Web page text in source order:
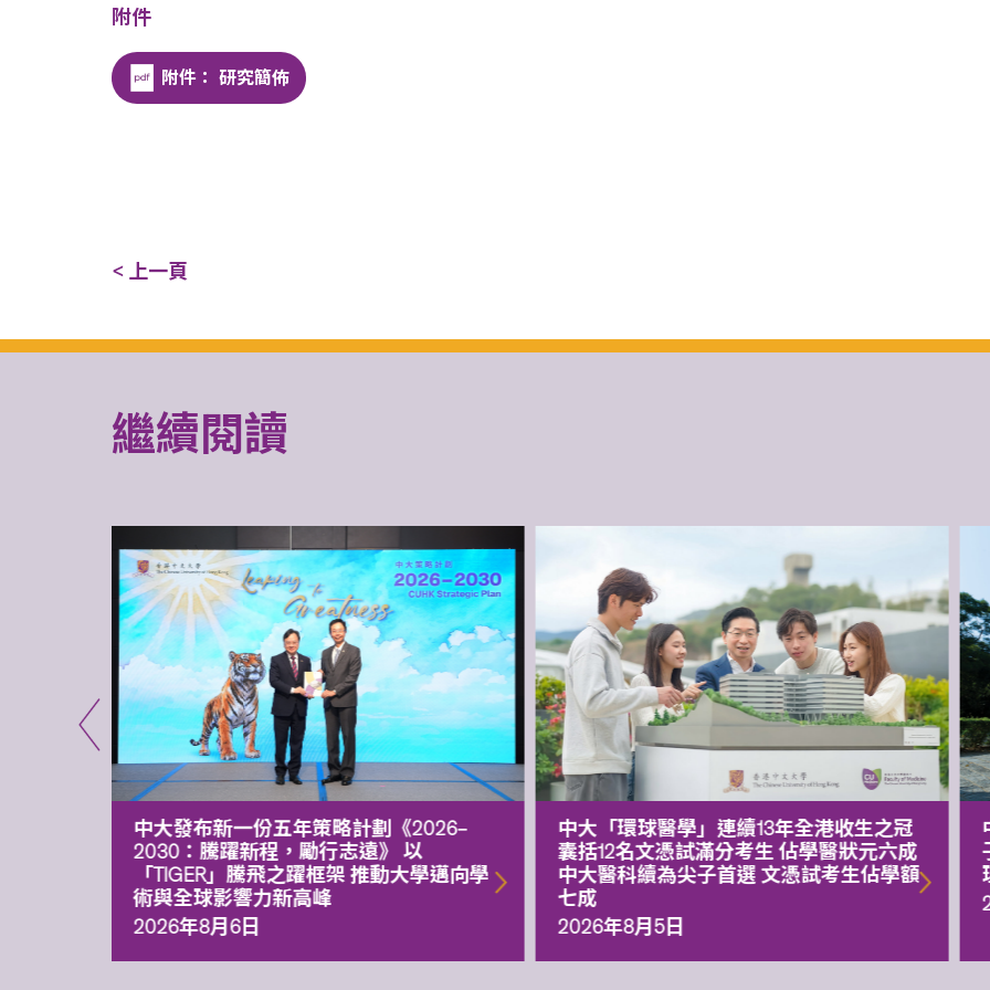
附件
附件： 研究簡佈
< 上一頁
繼續閱讀
中大發布新一份五年策略計劃《2026‒
2030：騰躍新程，勵行志遠》 以
「TIGER」騰飛之躍框架 推動大學邁向學
術與全球影響力新高峰
2026年8月6日
中大「環球醫學」連續13年全港收生之冠
囊括12名文憑試滿分考生 佔學醫狀元六成
中大醫科續為尖子首選 文憑試考生佔學額
七成
2026年8月5日